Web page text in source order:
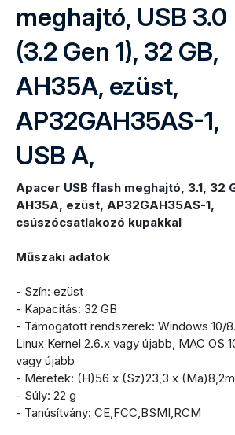
meghajtó, USB 3.0
(3.2 Gen 1), 32 GB,
AH35A, ezüst,
AP32GAH35AS-1,
USB A,
Apacer USB flash meghajtó, 3.1, 32
AH35A, ezüst, AP32GAH35AS-1,
csúszócsatlakozó kupakkal
Műszaki adatok
- Szín: ezüst
- Kapacitás: 32 GB
- Támogatott rendszerek: Windows 10/
Linux Kernel 2.6.x vagy újabb, MAC OS
vagy újabb
- Méretek: (H)56 x (Sz)23,3 x
- Súly: 22 g
- Tanúsítvány: CE,FCC,BSMI,RCM